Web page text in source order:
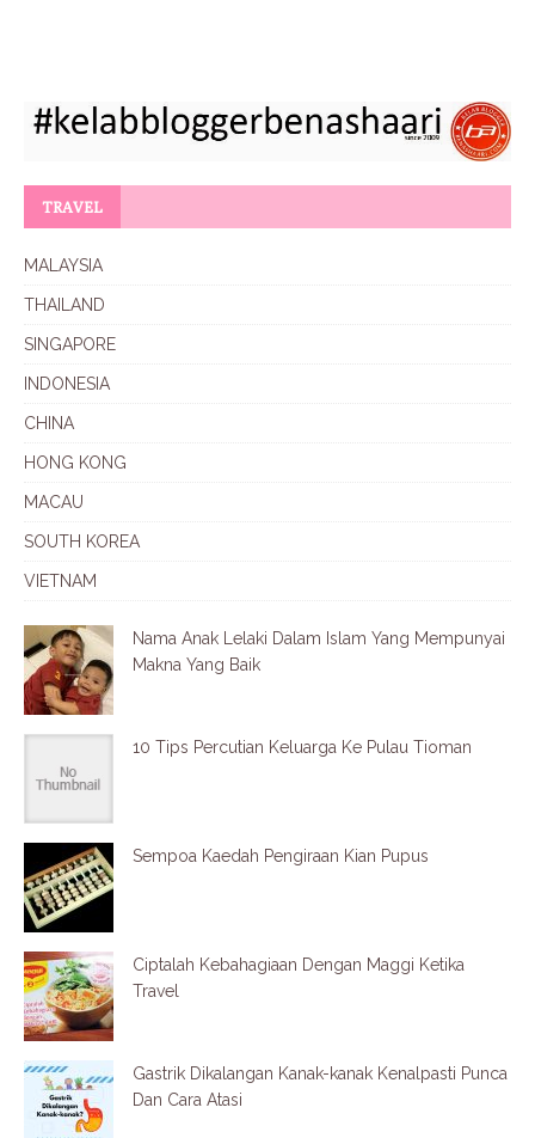
TRAVEL
MALAYSIA
THAILAND
SINGAPORE
INDONESIA
CHINA
HONG KONG
MACAU
SOUTH KOREA
VIETNAM
Nama Anak Lelaki Dalam Islam Yang Mempunyai
Makna Yang Baik
10 Tips Percutian Keluarga Ke Pulau Tioman
Sempoa Kaedah Pengiraan Kian Pupus
Ciptalah Kebahagiaan Dengan Maggi Ketika
Travel
Gastrik Dikalangan Kanak-kanak Kenalpasti Punca
Dan Cara Atasi